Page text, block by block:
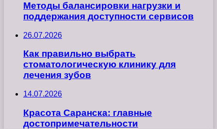
Методы балансировки нагрузки и
поддержания доступности сервисов
26.07.2026
Как правильно выбрать
стоматологическую клинику для
лечения зубов
14.07.2026
Красота Саранска: главные
достопримечательности